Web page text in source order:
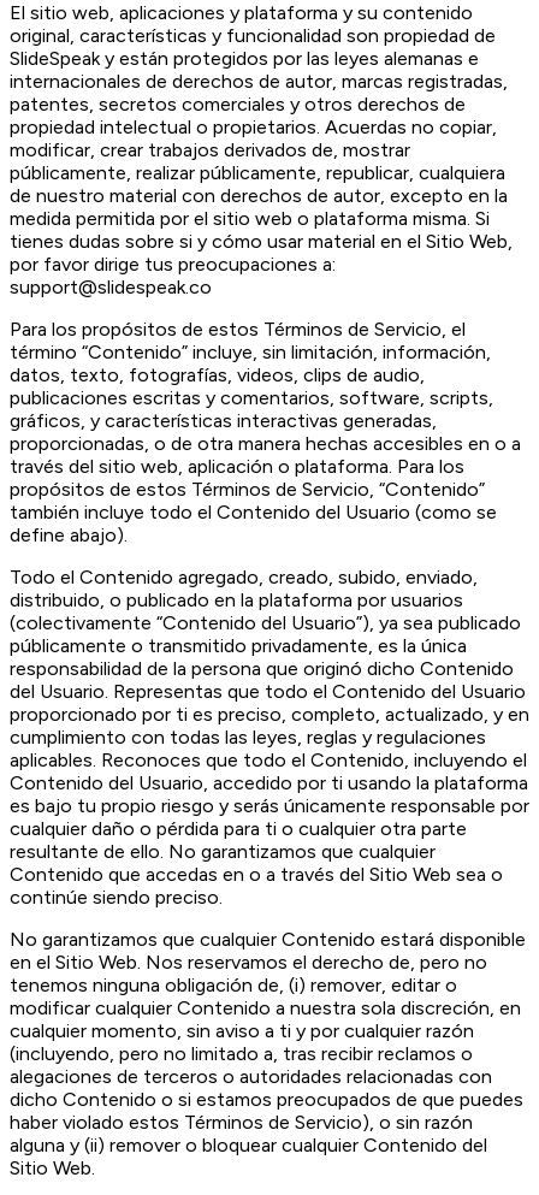
El sitio web, aplicaciones y plataforma y su contenido
original, características y funcionalidad son propiedad de
SlideSpeak y están protegidos por las leyes alemanas e
internacionales de derechos de autor, marcas registradas,
patentes, secretos comerciales y otros derechos de
propiedad intelectual o propietarios. Acuerdas no copiar,
modificar, crear trabajos derivados de, mostrar
públicamente, realizar públicamente, republicar, cualquiera
de nuestro material con derechos de autor, excepto en la
medida permitida por el sitio web o plataforma misma. Si
tienes dudas sobre si y cómo usar material en el Sitio Web,
por favor dirige tus preocupaciones a:
support@slidespeak.co
Para los propósitos de estos Términos de Servicio, el
término “Contenido” incluye, sin limitación, información,
datos, texto, fotografías, videos, clips de audio,
publicaciones escritas y comentarios, software, scripts,
gráficos, y características interactivas generadas,
proporcionadas, o de otra manera hechas accesibles en o a
través del sitio web, aplicación o plataforma. Para los
propósitos de estos Términos de Servicio, “Contenido”
también incluye todo el Contenido del Usuario (como se
define abajo).
Todo el Contenido agregado, creado, subido, enviado,
distribuido, o publicado en la plataforma por usuarios
(colectivamente “Contenido del Usuario”), ya sea publicado
públicamente o transmitido privadamente, es la única
responsabilidad de la persona que originó dicho Contenido
del Usuario. Representas que todo el Contenido del Usuario
proporcionado por ti es preciso, completo, actualizado, y en
cumplimiento con todas las leyes, reglas y regulaciones
aplicables. Reconoces que todo el Contenido, incluyendo el
Contenido del Usuario, accedido por ti usando la plataforma
es bajo tu propio riesgo y serás únicamente responsable por
cualquier daño o pérdida para ti o cualquier otra parte
resultante de ello. No garantizamos que cualquier
Contenido que accedas en o a través del Sitio Web sea o
continúe siendo preciso.
No garantizamos que cualquier Contenido estará disponible
en el Sitio Web. Nos reservamos el derecho de, pero no
tenemos ninguna obligación de, (i) remover, editar o
modificar cualquier Contenido a nuestra sola discreción, en
cualquier momento, sin aviso a ti y por cualquier razón
(incluyendo, pero no limitado a, tras recibir reclamos o
alegaciones de terceros o autoridades relacionadas con
dicho Contenido o si estamos preocupados de que puedes
haber violado estos Términos de Servicio), o sin razón
alguna y (ii) remover o bloquear cualquier Contenido del
Sitio Web.